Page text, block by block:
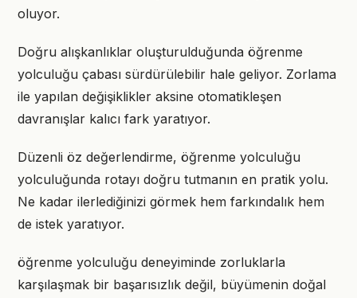
oluyor.
Doğru alışkanlıklar oluşturulduğunda öğrenme
yolculuğu çabası sürdürülebilir hale geliyor. Zorlama
ile yapılan değişiklikler aksine otomatikleşen
davranışlar kalıcı fark yaratıyor.
Düzenli öz değerlendirme, öğrenme yolculuğu
yolculuğunda rotayı doğru tutmanın en pratik yolu.
Ne kadar ilerlediğinizi görmek hem farkındalık hem
de istek yaratıyor.
öğrenme yolculuğu deneyiminde zorluklarla
karşılaşmak bir başarısızlık değil, büyümenin doğal